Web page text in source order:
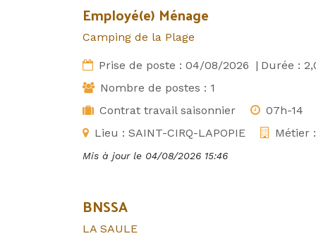
Employé(e) Ménage
Camping de la Plage
Prise de poste : 04/08/2026 | Durée :
Nombre de postes : 1
Contrat travail saisonnier
07h-14
Lieu : SAINT-CIRQ-LAPOPIE Métier
Mis à jour le 04/08/2026 15:46
BNSSA
LA SAULE